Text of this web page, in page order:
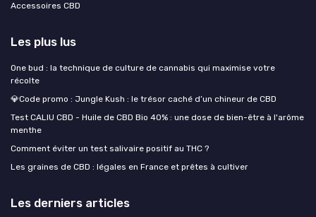
Accessoires CBD
Les plus lus
One bud : la technique de culture de cannabis qui maximise votre
récolte
💎Code promo : Jungle Kush : le trésor caché d’un chineur de CBD
Test CALIU CBD - Huile de CBD Bio 40% : une dose de bien-être à l'arôme
menthe
Comment éviter un test salivaire positif au THC ?
Les graines de CBD : légales en France et prêtes à cultiver
Les derniers articles